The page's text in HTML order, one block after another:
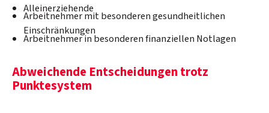
Alleinerziehende
Arbeitnehmer mit besonderen gesundheitlichen
Einschränkungen
Arbeitnehmer in besonderen finanziellen Notlagen
Abweichende Entscheidungen trotz
Punktesystem